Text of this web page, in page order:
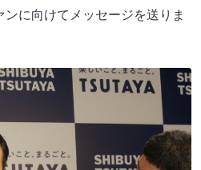
に向けてメッセージを送りま